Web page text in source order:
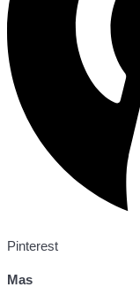
Pinterest
Mas